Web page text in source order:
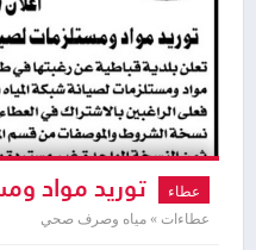
عطاء توريد مواد
مياه
عطاءات » مياه وصرف صحي